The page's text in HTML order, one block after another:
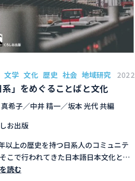
文学 文化 歴史 社会 地域研究 2022
系」をめぐることばと文化
希子／中井 精一／坂本 光代 共編
お出版
以上の歴史を持つ日系人のコミュニテ
こで行われてきた日本語日本文化と現
語文化の間の葛藤、挑戦、実践は、現
読む